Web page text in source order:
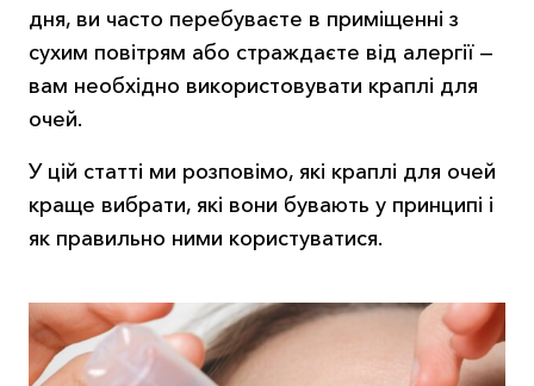
дня, ви часто перебуваєте в приміщенні з
сухим повітрям або страждаєте від алергії —
вам необхідно використовувати краплі для
очей.
У цій статті ми розповімо, які краплі для очей
краще вибрати, які вони бувають у принципі і
як правильно ними користуватися.